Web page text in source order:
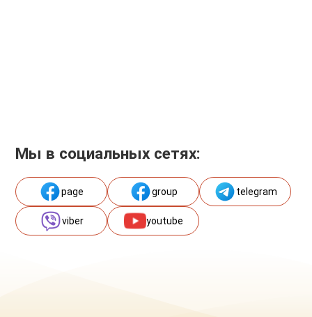
Мы в социальных сетях:
page group telegram
viber youtube